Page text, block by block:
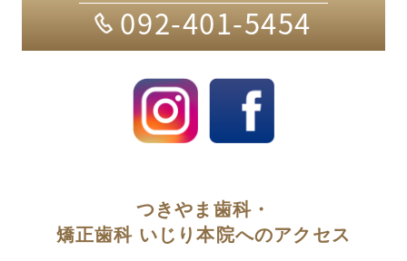
092-401-5454
つきやま歯科・
矯正歯科 いじり本院へのアクセス